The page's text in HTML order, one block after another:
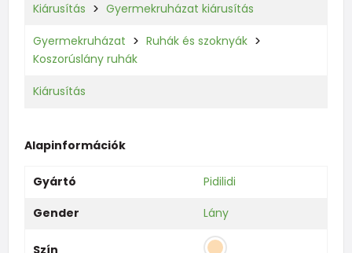
Kiárusítás Gyermekruházat kiárusítás
Gyermekruházat
Ruhák és szoknyák
Koszorúslány ruhák
Kiárusítás
Alapinformációk
Gyártó
Pidilidi
Gender
Lány
Szín